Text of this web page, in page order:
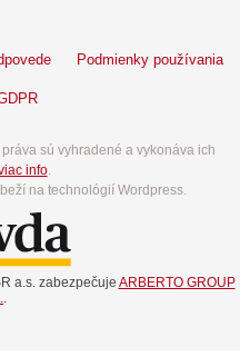
Podmienky používania
sú vyhradené a vykonáva ich
info.
na technológií Wordpress.
a.s. zabezpečuje ARBERTO GROUP